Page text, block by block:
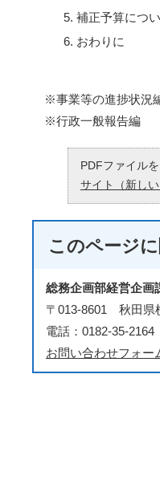
補正予算につ
おわりに
※事業等の進捗状況
※行政一般報告編
PDFファイル
サイト（新しい
このページ
総務企画部経営企画
〒013-8601 秋田県
電話：0182-35-
お問い合わせフォー